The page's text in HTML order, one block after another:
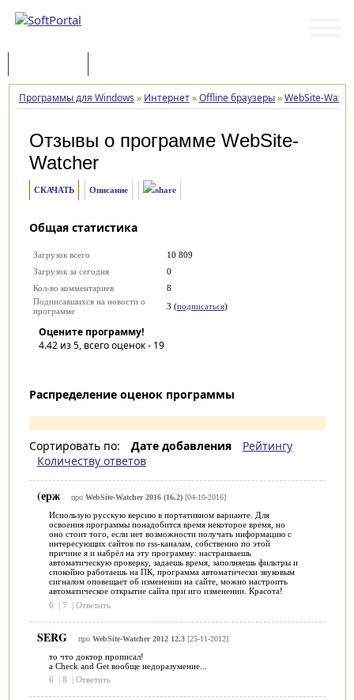
Программы для Windows » Интернет»Offline браузеры»WebSite-
Отзывы о программе WebSite-
Watcher
СКАЧАТЬ Описание
Общая статистика
Загрузок всего
10 809
Загрузок за сегодня
0
Кол-во комментариев
8
Подписавшихся на новости о
программе
3 (подписаться)
Оцените программу!
4.42из 5, всего оценок - 19
Распределение оценок программы
Сортировать по: Дате добавления
Рейтингу
Количеству ответов
(ерж про WebSite-Watcher 2016 (16.2)[04-10-2016]
Использую русскую версию в портативном варианте. Для
освоения программы понадобится время некоторое время, но
оно стоит того, если нет возможности получать информацию с
интересующих сайтов по rss-каналам, собственно по этой
причине я и набрёл на эту программу: настраиваешь
автоматическую проверку, задаешь время, заполняешь фильтры и
спокойно работаешь на ПК, программа автоматически звуковым
сигналом оповещает об изменении на сайте, можно настроить
автоматическое открытие сайта при иго изменении. Красота!
6
| 7 | Ответить
SERG про WebSite-Watcher 2012 12.3[25-11-2012]
то что доктор прописал!
а Check and Get вообще недоразумение...
6
| 8 | Ответить